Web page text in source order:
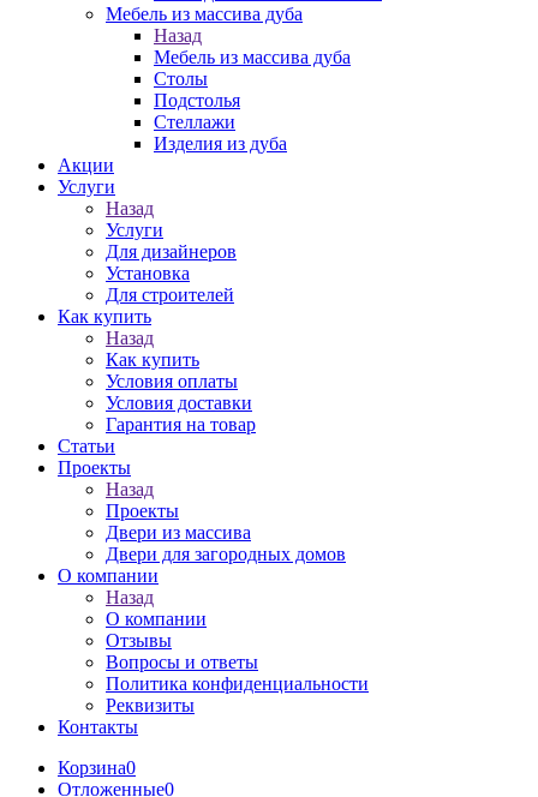
Мебель из массива дуба
Назад
Мебель из массива дуба
Столы
Подстолья
Стеллажи
Изделия из дуба
Акции
Услуги
Назад
Услуги
Для дизайнеров
Установка
Для строителей
Как купить
Назад
Как купить
Условия оплаты
Условия доставки
Гарантия на товар
Статьи
Проекты
Назад
Проекты
Двери из массива
Двери для загородных домов
О компании
Назад
О компании
Отзывы
Вопросы и ответы
Политика конфиденциальности
Реквизиты
Контакты
Корзина0
Отложенные0